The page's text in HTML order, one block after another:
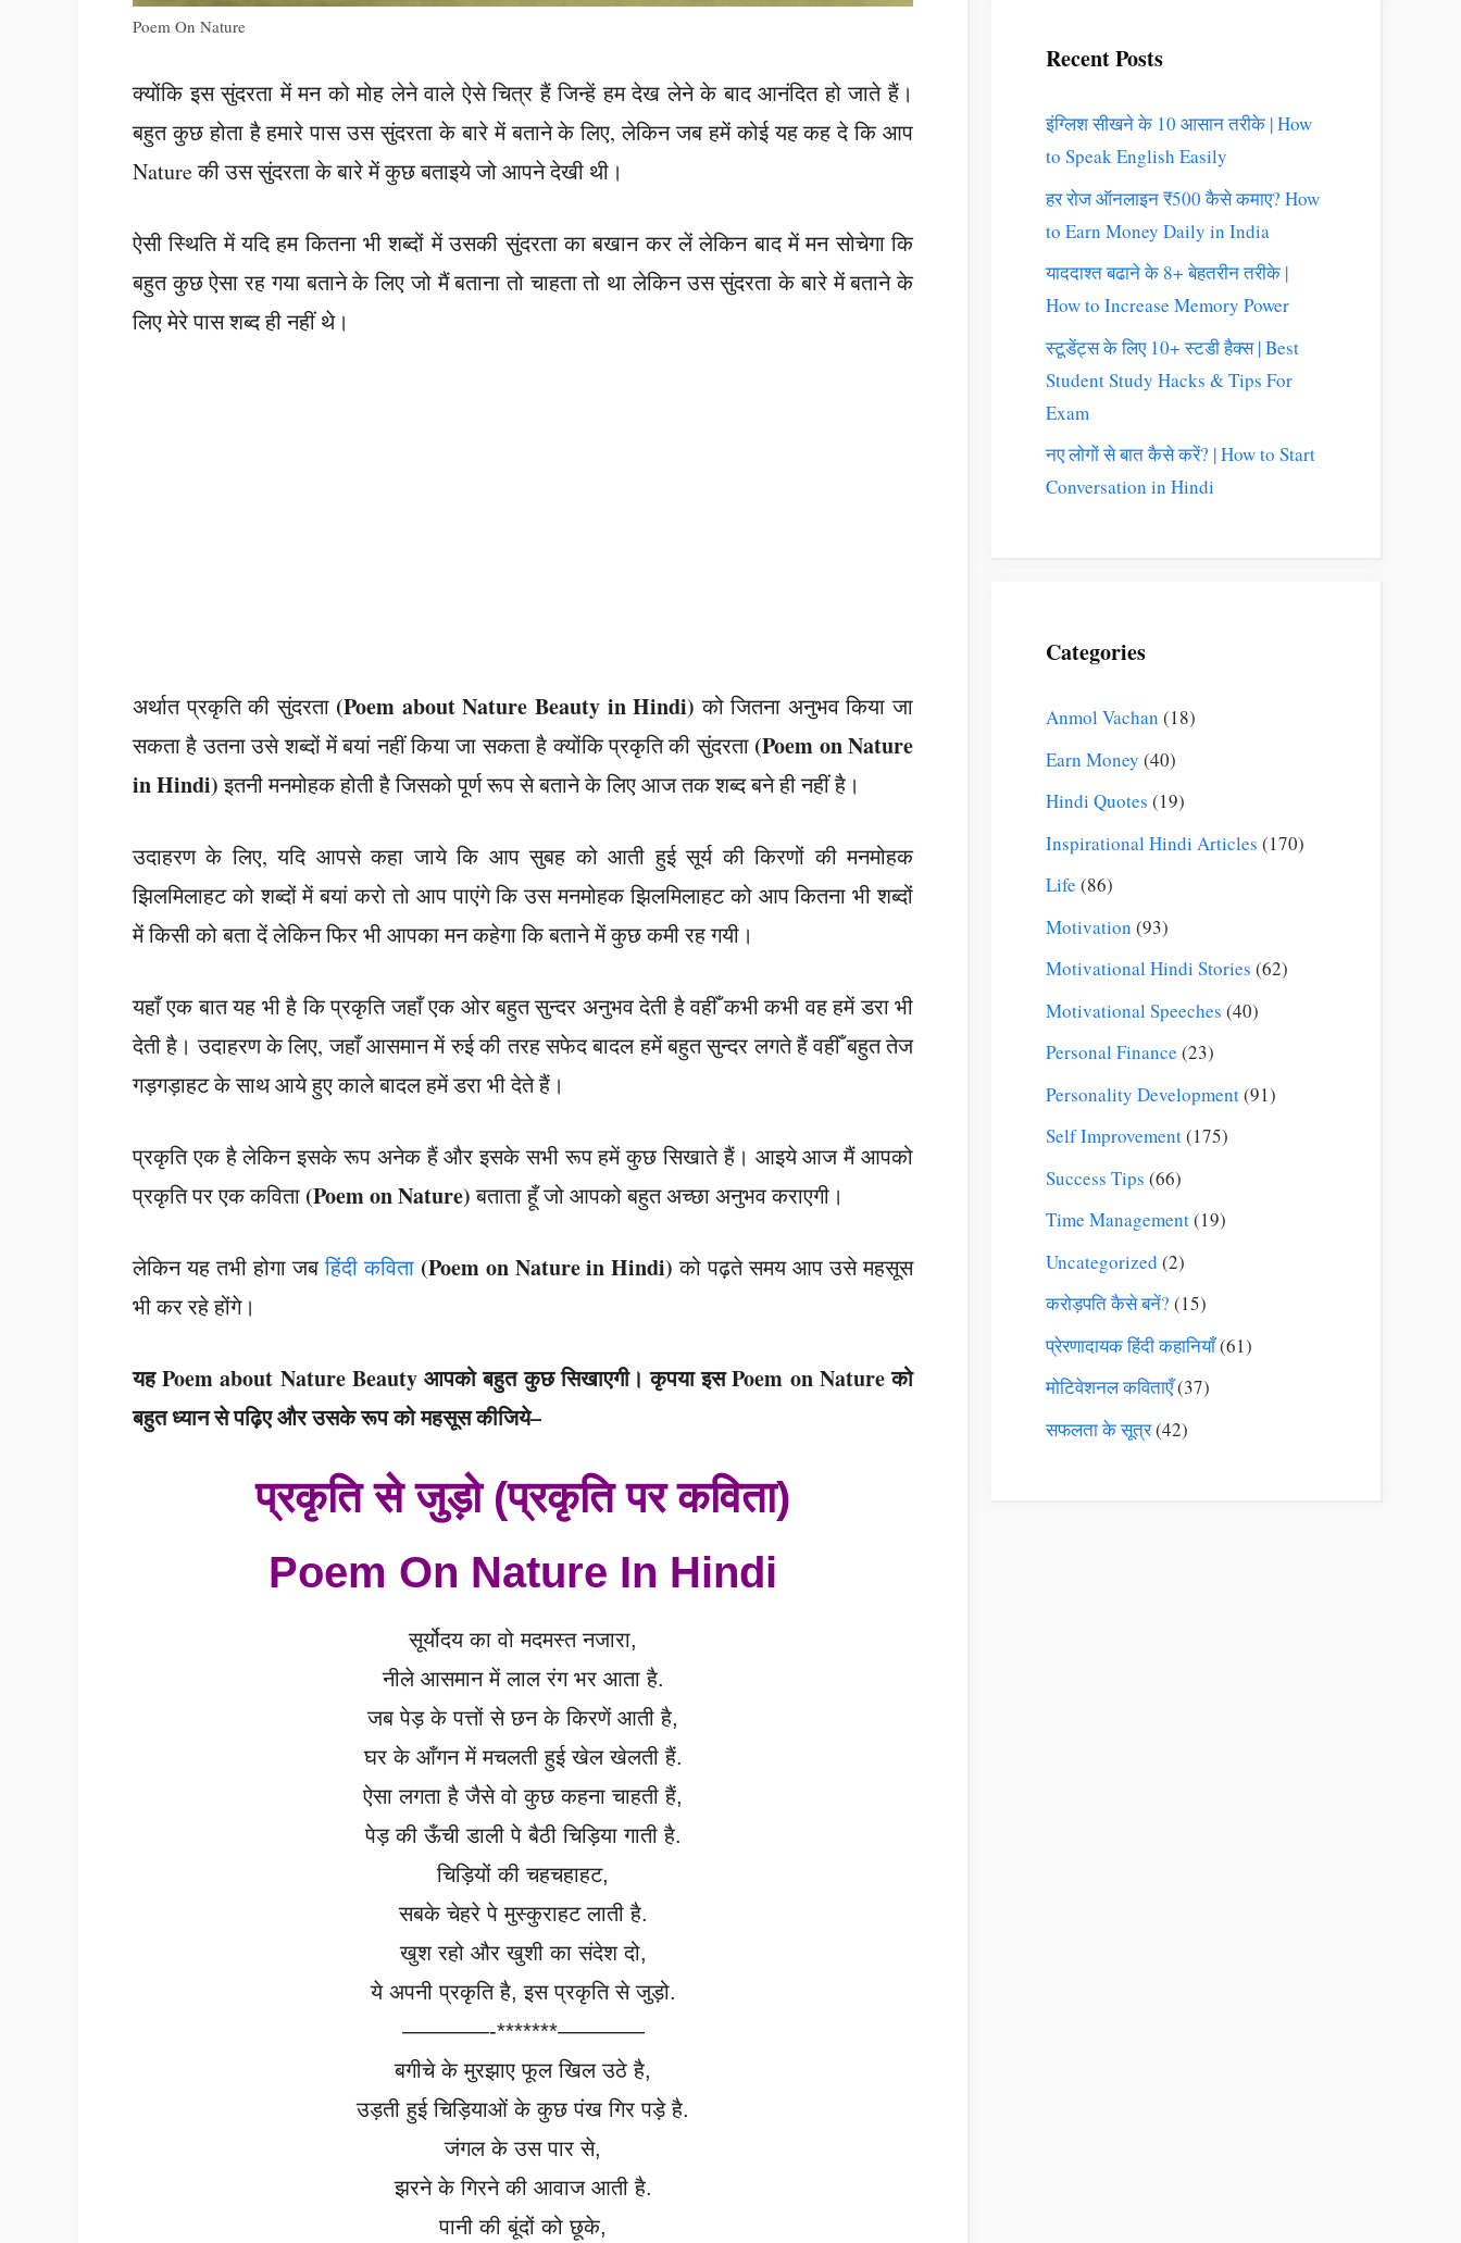
Poem On Nature
क्योंकि इस सुंदरता में मन को मोह लेने वाले ऐसे चित्र हैं जिन्हें हम देख लेने के बाद आनंदित हो जाते हैं।
बहुत कुछ होता है हमारे पास उस सुंदरता के बारे में बताने के लिए, लेकिन जब हमें कोई यह कह दे कि आप
Nature की उस सुंदरता के बारे में कुछ बताइये जो आपने देखी थी।
ऐसी स्थिति में यदि हम कितना भी शब्दों में उसकी सुंदरता का बखान कर लें लेकिन बाद में मन सोचेगा कि
बहुत कुछ ऐसा रह गया बताने के लिए जो मैं बताना तो चाहता तो था लेकिन उस सुंदरता के बारे में बताने के
लिए मेरे पास शब्द ही नहीं थे।
अर्थात प्रकृति की सुंदरता (Poem about Nature Beauty in Hindi) को जितना अनुभव किया जा
सकता है उतना उसे शब्दों में बयां नहीं किया जा सकता है क्योंकि प्रकृति की सुंदरता (Poem on Nature
in Hindi)इतनी मनमोहक होती है जिसको पूर्ण रूप से बताने के लिए आज तक शब्द बने ही नहीं है।
उदाहरण के लिए, यदि आपसे कहा जाये कि आप सुबह को आती हुई सूर्य की किरणों की मनमोहक
झिलमिलाहट को शब्दों में बयां करो तो आप पाएंगे कि उस मनमोहक झिलमिलाहट को आप कितना भी शब्दों
में किसी को बता दें लेकिन फिर भी आपका मन कहेगा कि बताने में कुछ कमी रह गयी।
यहाँ एक बात यह भी है कि प्रकृति जहाँ एक ओर बहुत सुन्दर अनुभव देती है वहीँ कभी कभी वह हमें डरा भी
देती है। उदाहरण के लिए, जहाँ आसमान में रुई की तरह सफेद बादल हमें बहुत सुन्दर लगते हैं वहीँ बहुत तेज
गड़गड़ाहट के साथ आये हुए काले बादल हमें डरा भी देते हैं।
प्रकृति एक है लेकिन इसके रूप अनेक हैं और इसके सभी रूप हमें कुछ सिखाते हैं। आइये आज मैं आपको
प्रकृति पर एक कविता (Poem on Nature)बताता हूँ जो आपको बहुत अच्छा अनुभव कराएगी।
लेकिन यह तभी होगा जबहिंदी कविता (Poem on Nature in Hindi) को पढ़ते समय आप उसे महसूस
भी कर रहे होंगे।
यह Poem about Nature Beauty आपको बहुत कुछ सिखाएगी। कृपया इस Poem on Nature को
बहुत ध्यान से पढ़िए और उसके रूप को महसूस कीजिये–
प्रकृति से जुड़ो (प्रकृति पर कविता)
Poem On Nature In Hindi
सूर्योदय का वो मदमस्त नजारा,
नीले आसमान में लाल रंग भर आता है.
जब पेड़ के पत्तों से छन के किरणें आती है,
घर के आँगन में मचलती हुई खेल खेलती हैं.
ऐसा लगता है जैसे वो कुछ कहना चाहती हैं,
पेड़ की ऊँची डाली पे बैठी चिड़िया गाती है.
चिड़ियों की चहचहाहट,
सबके चेहरे पे मुस्कुराहट लाती है.
खुश रहो और खुशी का संदेश दो,
ये अपनी प्रकृति है, इस प्रकृति से जुड़ो.
————-*******————
बगीचे के मुरझाए फूल खिल उठे है,
उड़ती हुई चिड़ियाओं के कुछ पंख गिर पड़े है.
जंगल के उस पार से,
झरने के गिरने की आवाज आती है.
पानी की बूंदों को छूके,
Recent Posts
इंग्लिश सीखने के 10 आसान तरीके | How
to Speak English Easily
हर रोज ऑनलाइन ₹500 कैसे कमाए? How
to Earn Money Daily in India
याददाश्त बढाने के 8+ बेहतरीन तरीके |
How to Increase Memory Power
स्टूडेंट्स के लिए 10+ स्टडी हैक्स | Best
Student Study Hacks & Tips For
Exam
नए लोगों से बात कैसे करें? | How to Start
Conversation in Hindi
Categories
Anmol Vachan (18)
Earn Money (40)
Hindi Quotes (19)
Inspirational Hindi Articles (170)
Life (86)
Motivation (93)
Motivational Hindi Stories (62)
Motivational Speeches (40)
Personal Finance (23)
Personality Development(91)
Self Improvement(175)
Success Tips (66)
Time Management(19)
Uncategorized (2)
करोड़पति कैसे बनें? (15)
प्रेरणादायक हिंदी कहानियाँ(61)
मोटिवेशनल कविताएँ(37)
सफलता के सूत्र(42)